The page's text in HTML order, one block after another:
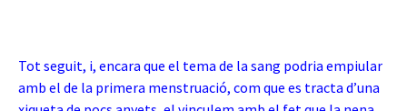
Tot seguit, i, encara que el tema de la sang podria empiular
amb el de la primera menstruació, com que es tracta d’una